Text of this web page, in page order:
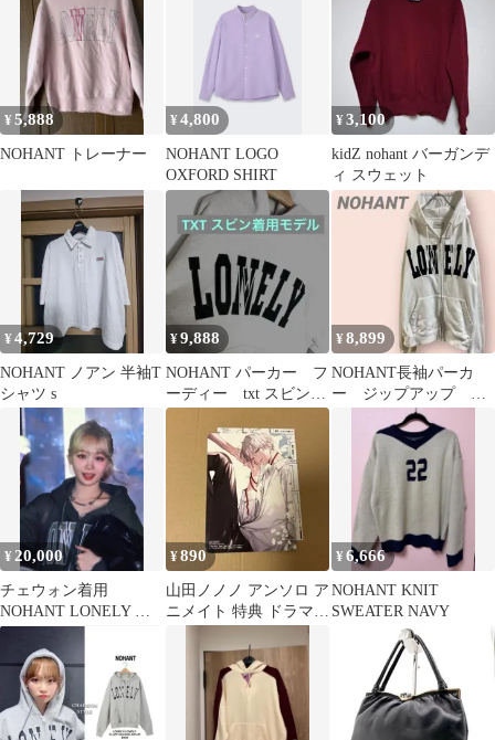
¥5,888
NOHANT トレーナー
¥4,800
NOHANT LOGO
OXFORD SHIRT
¥3,100
kidZ nohant バーガンデ
ィ スウェット
¥4,729
NOHANT ノアン 半袖T
シャツ s
¥9,888
NOHANT パーカー フ
ーディー txt スビン着
用 トゥバ
¥8,899
NOHANT長袖パーカ
ー ジップアップ ロ
ゴ刺繍 白 男女 ゆ
ったり/L
¥ 20,000
チェウォン着用
NOHANT LONELY ジ
ップフーディー パーカ
ー mサイズ
¥890
山田ノノノ アンソロ ア
ニメイト 特典 ドラマ
¥6,666
NOHANT KNIT
SWEATER NAVY